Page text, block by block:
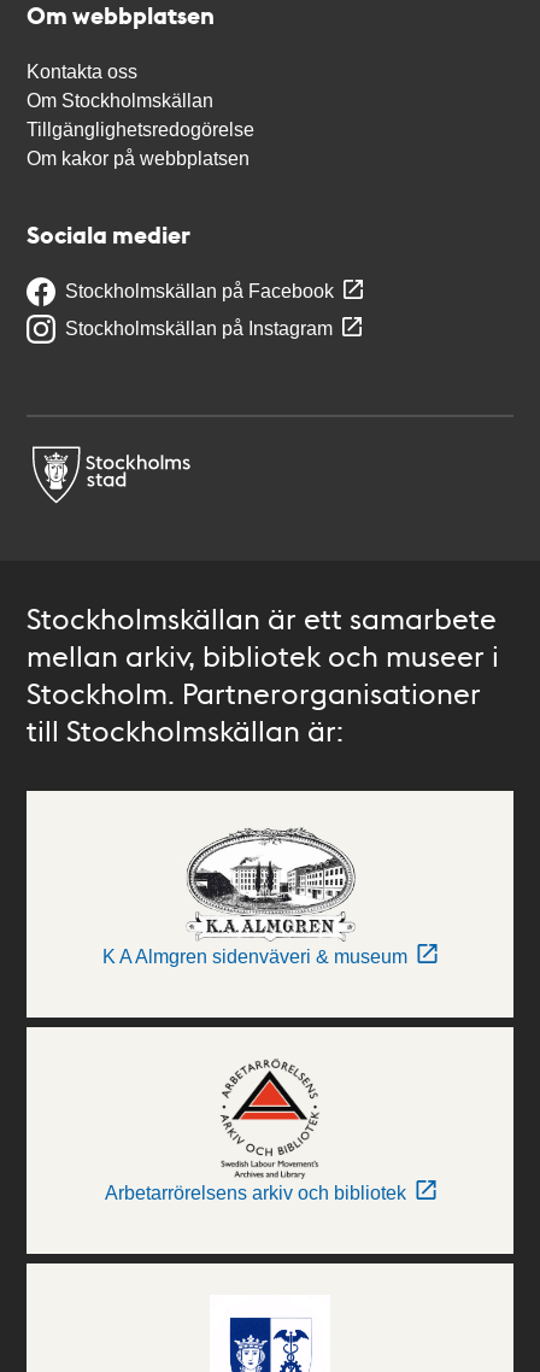
Om webbplatsen
Kontakta oss
Om Stockholmskällan
Tillgänglighetsredogörelse
Om kakor på webbplatsen
Sociala medier
Stockholmskällan på Facebook
Stockholmskällan på Instagram
Stockholmskällan är ett samarbete
mellan arkiv, bibliotek och museer i
Stockholm. Partnerorganisationer
till Stockholmskällan är:
K A Almgren sidenväveri & museum
Arbetarrörelsens arkiv och bibliotek